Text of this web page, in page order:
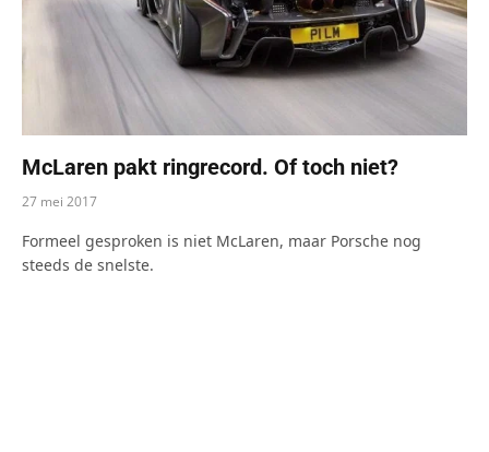
McLaren pakt ringrecord. Of toch niet?
27 mei 2017
Formeel gesproken is niet McLaren, maar Porsche nog
steeds de snelste.